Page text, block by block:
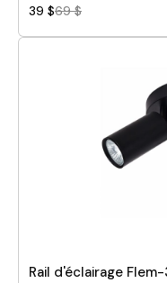
39 $69 $
Rail d'éclairage Flem-